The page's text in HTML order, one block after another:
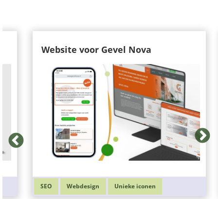
Website voor Gevel Nova
SEO Webdesign Unieke iconen